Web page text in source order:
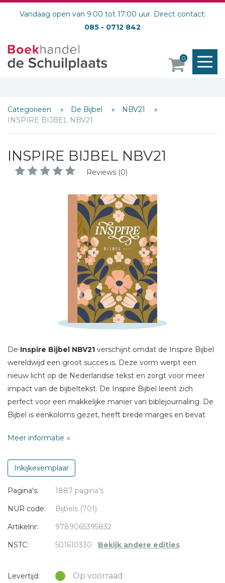
Vandaag open van 9:00 tot 17:00 uur. Direct contact:
085 - 0712 842
0
Categorieën De Bijbel
NBV21
INSPIRE BIJBEL NBV21
INSPIRE BIJBEL NBV21
Reviews (0)
De Inspire Bijbel NBV21 verschijnt omdat de Inspire Bijbel
wereldwijd een groot succes is. Deze vorm werpt een
nieuw licht op de Nederlandse tekst en zorgt voor meer
impact van de bijbeltekst. De Inspire Bijbel leent zich
perfect voor een makkelijke manier van biblejournaling. De
Bijbel is eenkoloms gezet, heeft brede marges en bevat
handlettering zijn in het Engels en zo gemaakt dat je ze
aantekeningen, illustraties en handlettering.
NBV21
Eenkoloms Bijbel
Afwerking: paperback
Brede marges voor aantekeningen e.d.
Meer informatie
Inkijkexemplaar
Pagina's:
1887 pagina's
NUR code:
Bijbels (701)
Artikelnr:
9789065395832
NSTC:
501610330 Bekijk andere edities
Levertijd: Op voorraad
Schrijf hieronder je review!
E-mail *
Titel *
Bericht *
* = verplicht